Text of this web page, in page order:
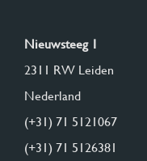
Nieuwsteeg 1
2311 RW Leiden
Nederland
(+31) 71 5121067
(+31) 71 5126381